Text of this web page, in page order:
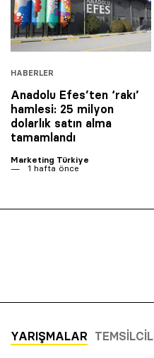
HABERLER
Anadolu Efes’ten ‘rakı’
hamlesi: 25 milyon
dolarlık satın alma
tamamlandı
Marketing Türkiye
1 hafta önce
YARIŞMALAR